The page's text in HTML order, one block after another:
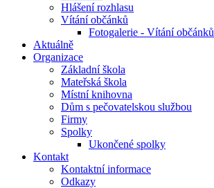
Hlášení rozhlasu
Vítání občánků
Fotogalerie - Vítání občánků
Aktuálně
Organizace
Základní škola
Mateřská škola
Místní knihovna
Dům s pečovatelskou službou
Firmy
Spolky
Ukončené spolky
Kontakt
Kontaktní informace
Odkazy